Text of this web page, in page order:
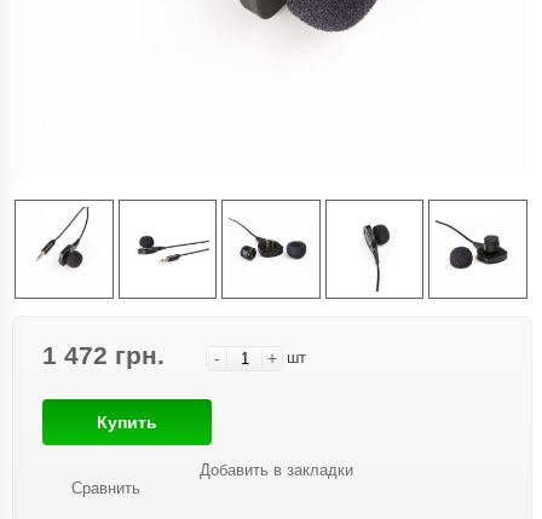
1 472 грн. - + шт
Купить
Сравнить
Добавить в закладки